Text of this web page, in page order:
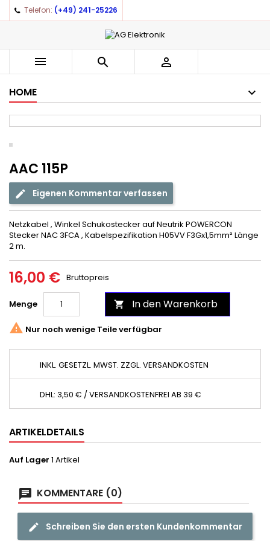
Telefon: (+49) 241-25226
  
HOME
AAC 115P
Eigenen Kommentar verfassen
Netzkabel , Winkel Schukostecker auf Neutrik POWERCON
Stecker NAC 3FCA , Kabelspezifikation H05VV F3Gx1,5mm² Länge
2 m.
16,00 € Bruttopreis
Menge  In den Warenkorb
 Nur noch wenige Teile verfügbar
INKL. GESETZL. MWST. ZZGL. VERSANDKOSTEN
DHL: 3,50 € / VERSANDKOSTENFREI AB 39 €
ARTIKELDETAILS
Auf Lager 1 Artikel
KOMMENTARE (0)
Schreiben Sie den ersten Kundenkommentar